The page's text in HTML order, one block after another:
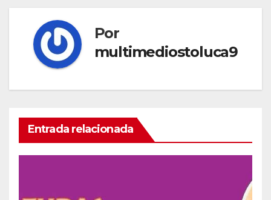
Por
multimediostoluca9
Entrada relacionada